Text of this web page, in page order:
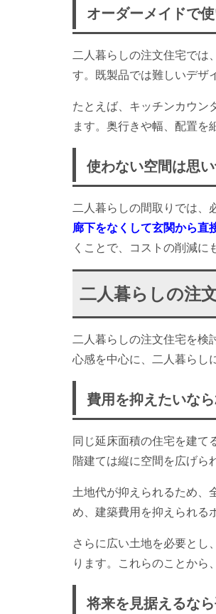
オーダーメイドで
二人暮らしの注文住宅では
す。既製品では難しいデザ
たとえば、キッチンカウン
ます。奥行きや幅、配置を
使わない空間は思い
二人暮らしの間取りでは、
廊下をなくして玄関から直
くことで、コストの削減に
二人暮らしの注
二人暮らしの注文住宅を検
心感を中心に、二人暮らし
費用を抑えたいな
同じ延床面積の住宅を建て
階建ては縦に空間を広げら
土地代が抑えられるため、
め、建築費用を抑えられる
さらに広い土地を必要とし
ります。これらのことから
将来を見据えるな